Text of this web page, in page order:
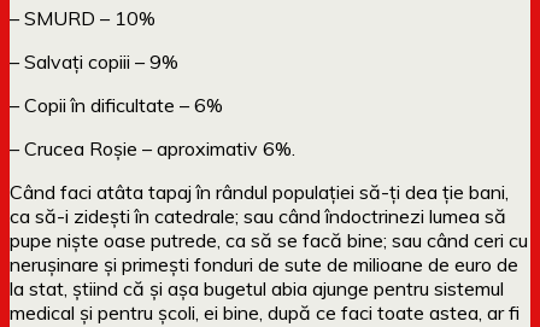
– SMURD – 10%
– Salvați copiii – 9%
– Copii în dificultate – 6%
– Crucea Roșie – aproximativ 6%.
Când faci atâta tapaj în rândul populației să-ți dea ție bani,
ca să-i zidești în catedrale; sau când îndoctrinezi lumea să
pupe niște oase putrede, ca să se facă bine; sau când ceri cu
nerușinare și primești fonduri de sute de milioane de euro de
la stat, știind că și așa bugetul abia ajunge pentru sistemul
medical și pentru școli, ei bine, după ce faci toate astea, ar fi